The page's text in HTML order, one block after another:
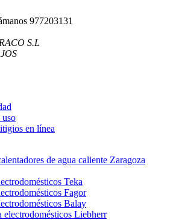
977203131
S.L
uso
en línea
de agua caliente Zaragoza
Teka
Fagor
Balay
electrodomésticos Liebherr